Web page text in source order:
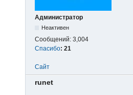
Администратор
Неактивен
Сообщений: 3,004
Спасибо: 21
Сайт
runet